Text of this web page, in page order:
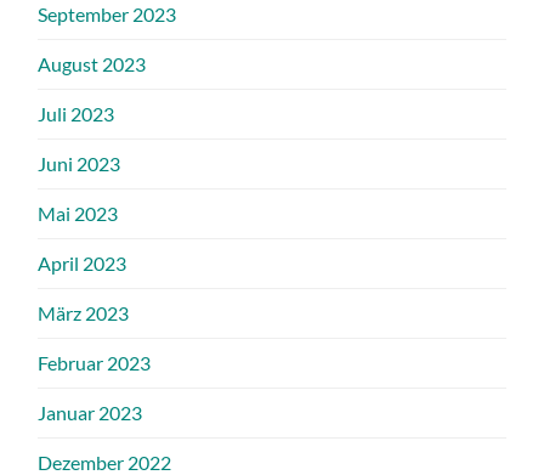
September 2023
August 2023
Juli 2023
Juni 2023
Mai 2023
April 2023
März 2023
Februar 2023
Januar 2023
Dezember 2022